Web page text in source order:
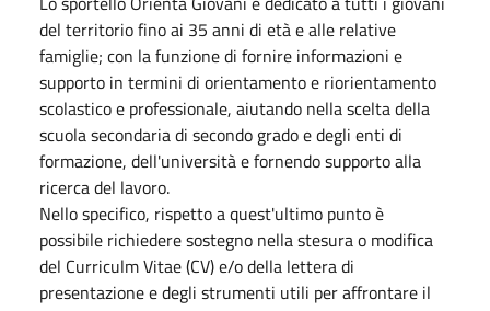
del territorio fino ai 35 anni di età e alle relative
famiglie; con la funzione di fornire informazioni e
supporto in termini di orientamento e riorientamento
scolastico e professionale, aiutando nella scelta della
scuola secondaria di secondo grado e degli enti di
formazione, dell'università e fornendo supporto alla
ricerca del lavoro.
Nello specifico, rispetto a quest'ultimo punto è
possibile richiedere sostegno nella stesura o modifica
del Curriculm Vitae (CV) e/o della lettera di
presentazione e degli strumenti utili per affrontare il